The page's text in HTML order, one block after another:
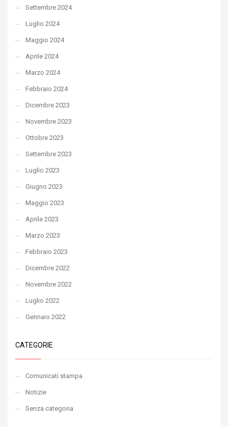
Settembre 2024
Luglio 2024
Maggio 2024
Aprile 2024
Marzo 2024
Febbraio 2024
Dicembre 2023
Novembre 2023
Ottobre 2023
Settembre 2023
Luglio 2023
Giugno 2023
Maggio 2023
Aprile 2023
Marzo 2023
Febbraio 2023
Dicembre 2022
Novembre 2022
Luglio 2022
Gennaio 2022
CATEGORIE
Comunicati stampa
Notizie
Senza categoria